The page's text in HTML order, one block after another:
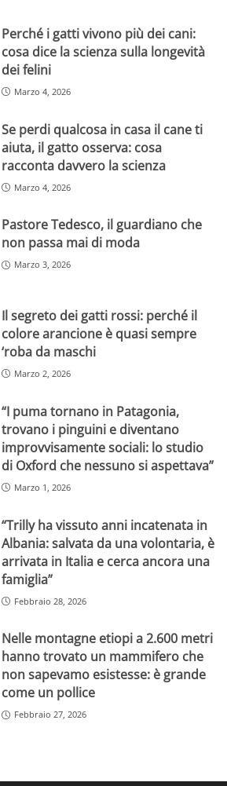
Perché i gatti vivono più dei cani:
cosa dice la scienza sulla longevità
dei felini
Marzo 4, 2026
Se perdi qualcosa in casa il cane ti
aiuta, il gatto osserva: cosa
racconta davvero la scienza
Marzo 4, 2026
Pastore Tedesco, il guardiano che
non passa mai di moda
Marzo 3, 2026
Il segreto dei gatti rossi: perché il
colore arancione è quasi sempre
‘roba da maschi
Marzo 2, 2026
“I puma tornano in Patagonia,
trovano i pinguini e diventano
improvvisamente sociali: lo studio
di Oxford che nessuno si aspettava”
Marzo 1, 2026
“Trilly ha vissuto anni incatenata in
Albania: salvata da una volontaria, è
arrivata in Italia e cerca ancora una
famiglia”
Febbraio 28, 2026
Nelle montagne etiopi a 2.600 metri
hanno trovato un mammifero che
non sapevamo esistesse: è grande
come un pollice
Febbraio 27, 2026